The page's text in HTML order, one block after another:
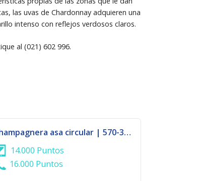
las uvas de Chardonnay adquieren una
intenso con reflejos verdosos claros.
al (021) 602 996.
Champagnera asa circular | 570-3167
14.000 Puntos
16.000 Puntos